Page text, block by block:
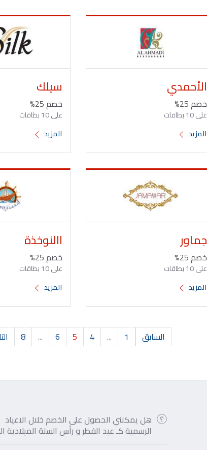
الأحمدي
خصم 25%
على 10 بطاقات
المزيد
سيلك
خصم 25%
على 10 بطاقات
المزيد
جماور
خصم 25%
على 10 بطاقات
المزيد
االنوخذة
خصم 25%
على 10 بطاقات
المزيد
السابق 1
...
4
5
6
...
8
هل يمكنني الحصول على الخصم خلال الاعياد
الرسمية كـ عيد الفطر و رأس السنة الميلادية